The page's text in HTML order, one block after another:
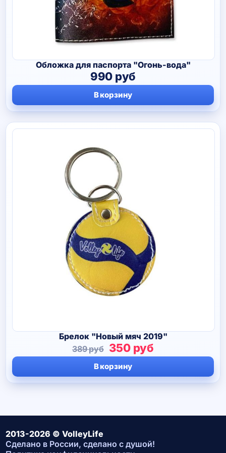
Обложка для паспорта "Огонь-вода"
990 руб
В корзину
Брелок "Новый мяч 2019"
389руб Первоначальная
цена
составляла
389 руб.
350 рубТекущая
цена:
350 руб.
В корзину
2013-2026 © VolleyLife
Сделано в России, сделано с душой!